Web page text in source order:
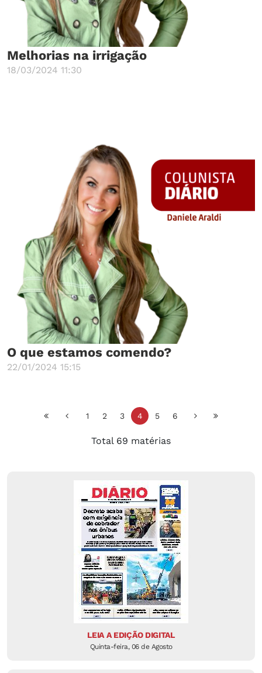
Melhorias na irrigação
18/03/2024 11:30
O que estamos comendo?
22/01/2024 15:15
1 2 3 4 5 6
Total 69 matérias
LEIA A EDIÇÃO DIGITAL
Quinta-feira, 06 de Agosto